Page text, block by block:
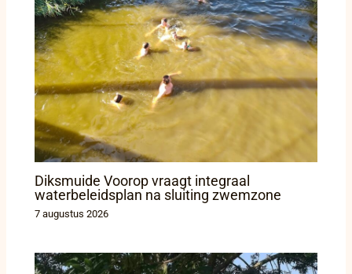
Diksmuide Voorop vraagt integraal
waterbeleidsplan na sluiting zwemzone
7 augustus 2026